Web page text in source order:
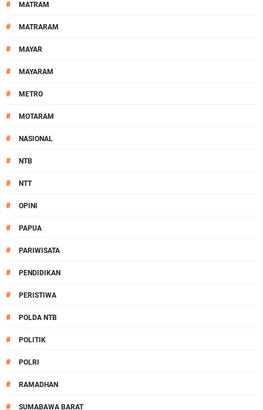
# MATRAM
# MATRARAM
# MAYAR
# MAYARAM
# METRO
# MOTARAM
# NASIONAL
# NTB
# NTT
# OPINI
# PAPUA
# PARIWISATA
# PENDIDIKAN
# PERISTIWA
# POLDA NTB
# POLITIK
# POLRI
# RAMADHAN
# SUMABAWA BARAT